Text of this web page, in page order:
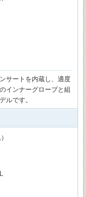
サートを内蔵し、適度
インナーグローブと組
ルです。